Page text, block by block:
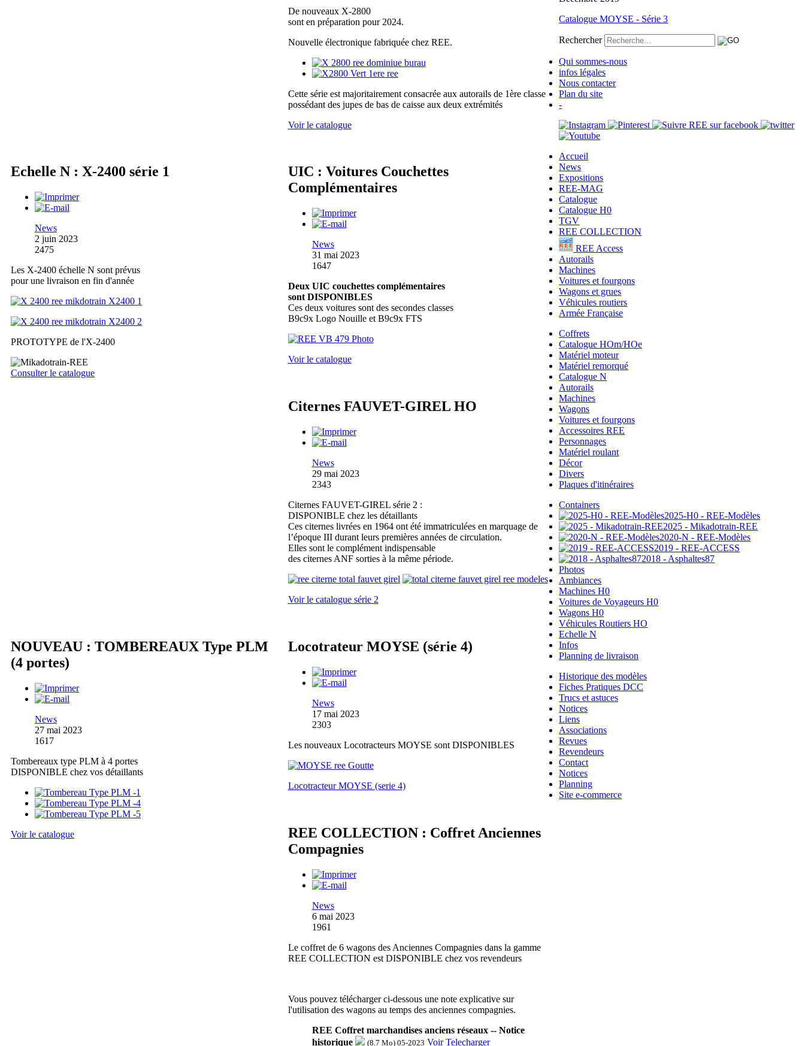
De nouveaux X-2800
sont en préparation pour 2024.
Nouvelle électronique fabriquée chez REE.
Cette série est majoritairement consacrée aux autorails de 1ère classe
possédant des jupes de bas de caisse aux deux extrémités
Voir le catalogue
Echelle N : X-2400 série 1
News
2 juin 2023
2475
Les X-2400 échelle N sont prévus
pour une livraison en fin d'année
PROTOTYPE de l'X-2400
Consulter le catalogue
UIC : Voitures Couchettes
Complémentaires
News
31 mai 2023
1647
Deux UIC couchettes complémentaires
sont DISPONIBLES
Ces deux voitures sont des secondes classes
B9c9x Logo Nouille et B9c9x FTS
Voir le catalogue
Citernes FAUVET-GIREL HO
News
29 mai 2023
2343
Citernes FAUVET-GIREL série 2 :
DISPONIBLE chez les détaillants
Ces citernes livrées en 1964 ont été immatriculées en marquage de
l’époque III durant leurs premières années de circulation.
Elles sont le complément indispensable
des citernes ANF sorties à la même période.
Voir le catalogue série 2
NOUVEAU : TOMBEREAUX Type PLM
(4 portes)
News
27 mai 2023
1617
Tombereaux type PLM à 4 portes
DISPONIBLE chez vos détaillants
Voir le catalogue
Locotrateur MOYSE (série 4)
News
17 mai 2023
2303
Les nouveaux Locotracteurs MOYSE sont DISPONIBLES
Locotracteur MOYSE (serie 4)
REE COLLECTION : Coffret Anciennes
Compagnies
News
6 mai 2023
1961
Le coffret de 6 wagons des Anciennes Compagnies dans la gamme
REE COLLECTION est DISPONIBLE chez vos revendeurs
Vous pouvez télécharger ci-dessous une note explicative sur
l'utilisation des wagons au temps des anciennes compagnies.
REE Coffret marchandises anciens réseaux -- Notice
historique
(8.7 Mo) 05-2023 Voir Telecharger
Catalogue MOYSE - Série 3
Rechercher
Qui sommes-nous
infos légales
Nous contacter
Plan du site
-
Accueil
News
Expositions
REE-MAG
Catalogue
Catalogue H0
TGV
REE COLLECTION
REE Access
Autorails
Machines
Voitures et fourgons
Wagons et grues
Véhicules routiers
Armée Française
Coffrets
Catalogue HOm/HOe
Matériel moteur
Matériel remorqué
Catalogue N
Autorails
Machines
Wagons
Voitures et fourgons
Accessoires REE
Personnages
Matériel roulant
Décor
Divers
Plaques d'itinéraires
Containers
2025-H0 - REE-Modèles
2025 - Mikadotrain-REE
2020-N - REE-Modèles
2019 - REE-ACCESS
2018 - Asphaltes87
Photos
Ambiances
Machines H0
Voitures de Voyageurs H0
Wagons H0
Véhicules Routiers HO
Echelle N
Infos
Planning de livraison
Historique des modèles
Fiches Pratiques DCC
Trucs et astuces
Notices
Liens
Associations
Revues
Revendeurs
Contact
Notices
Planning
Site e-commerce